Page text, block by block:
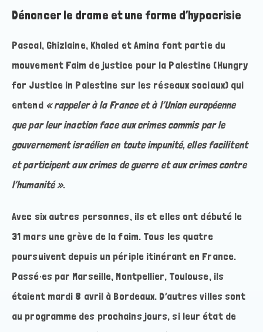
Dénoncer le drame et une forme d’hypocrisie
Pascal, Ghizlaine, Khaled et Amina font partie du
mouvement Faim de justice pour la Palestine (Hungry
for Justice in Palestine sur les réseaux sociaux) qui
entend « rappeler à la France et à l’Union européenne
que par leur inaction face aux crimes commis par le
gouvernement israélien en toute impunité, elles facilitent
et participent aux crimes de guerre et aux crimes contre
l’humanité ».
Avec six autres personnes, ils et elles ont débuté le
31 mars une grève de la faim. Tous les quatre
poursuivent depuis un périple itinérant en France.
Passé·es par Marseille, Montpellier, Toulouse, ils
étaient mardi 8 avril à Bordeaux. D’autres villes sont
au programme des prochains jours, si leur état de